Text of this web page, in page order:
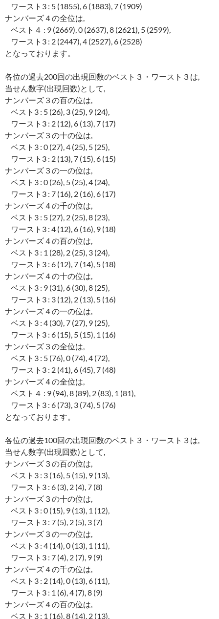
ワースト3 : 5 (1855), 6 (1883), 7 (1909)
ナンバーズ４の全位は,
ベスト４ : 9 (2669), 0 (2637), 8 (2621), 5 (2599),
ワースト3 : 2 (2447), 4 (2527), 6 (2528)
となっております。
各位の過去200回の出現回数のベスト３・ワースト３は,
当せん数字(出現回数)として,
ナンバーズ３の百の位は,
ベスト3 : 5 (26), 3 (25), 9 (24),
ワースト3 : 2 (12), 6 (13), 7 (17)
ナンバーズ３の十の位は,
ベスト3 : 0 (27), 4 (25), 5 (25),
ワースト3 : 2 (13), 7 (15), 6 (15)
ナンバーズ３の一の位は,
ベスト3 : 0 (26), 5 (25), 4 (24),
ワースト3 : 7 (16), 2 (16), 6 (17)
ナンバーズ４の千の位は,
ベスト3 : 5 (27), 2 (25), 8 (23),
ワースト3 : 4 (12), 6 (16), 9 (18)
ナンバーズ４の百の位は,
ベスト3 : 1 (28), 2 (25), 3 (24),
ワースト3 : 6 (12), 7 (14), 5 (18)
ナンバーズ４の十の位は,
ベスト3 : 9 (31), 6 (30), 8 (25),
ワースト3 : 3 (12), 2 (13), 5 (16)
ナンバーズ４の一の位は,
ベスト3 : 4 (30), 7 (27), 9 (25),
ワースト3 : 6 (15), 5 (15), 1 (16)
ナンバーズ３の全位は,
ベスト3 : 5 (76), 0 (74), 4 (72),
ワースト3 : 2 (41), 6 (45), 7 (48)
ナンバーズ４の全位は,
ベスト４ : 9 (94), 8 (89), 2 (83), 1 (81),
ワースト3 : 6 (73), 3 (74), 5 (76)
となっております。
各位の過去100回の出現回数のベスト３・ワースト３は,
当せん数字(出現回数)として,
ナンバーズ３の百の位は,
ベスト3 : 3 (16), 5 (15), 9 (13),
ワースト3 : 6 (3), 2 (4), 7 (8)
ナンバーズ３の十の位は,
ベスト3 : 0 (15), 9 (13), 1 (12),
ワースト3 : 7 (5), 2 (5), 3 (7)
ナンバーズ３の一の位は,
ベスト3 : 4 (14), 0 (13), 1 (11),
ワースト3 : 7 (4), 2 (7), 9 (9)
ナンバーズ４の千の位は,
ベスト3 : 2 (14), 0 (13), 6 (11),
ワースト3 : 1 (6), 4 (7), 8 (9)
ナンバーズ４の百の位は,
ベスト3 : 1 (16), 8 (14), 2 (13),